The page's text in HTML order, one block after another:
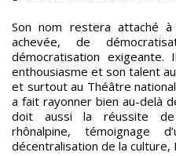
Son nom restera attaché
achevée, de
démocratisation
enthousiasme et son talent
et surtout au Théâtre
a fait rayonner bien au-delà
doit aussi la réussite de
rhônalpine, témoignage
décentralisation de la culture,